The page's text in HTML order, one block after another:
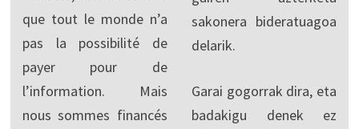
que tout le monde n’a
pas la possibilité de
payer pour de
l’information. Mais
nous sommes financés
sakonera bideratuagoa
delarik.
Garai gogorrak dira, eta
badakigu denek ez